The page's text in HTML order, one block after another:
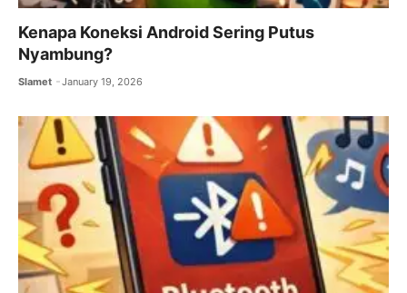
Kenapa Koneksi Android Sering Putus
Nyambung?
Slamet January 19, 2026